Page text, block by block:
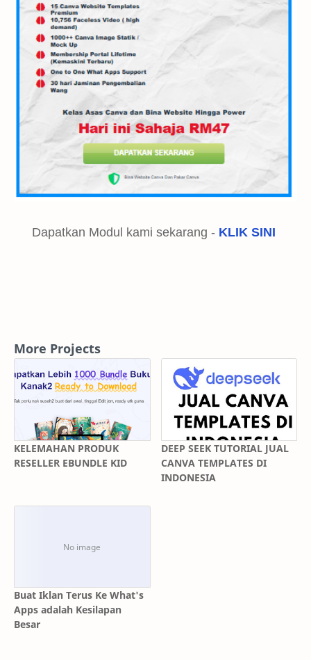
Dapatkan Modul kami sekarang - KLIK SINI
More Projects
KELEMAHAN PRODUK
RESELLER EBUNDLE KID
DEEP SEEK TUTORIAL JUAL
CANVA TEMPLATES DI
INDONESIA
Buat Iklan Terus Ke What's
Apps adalah Kesilapan
Besar